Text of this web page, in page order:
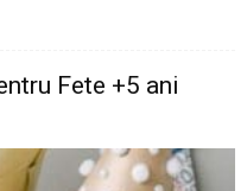
Fete +5 ani